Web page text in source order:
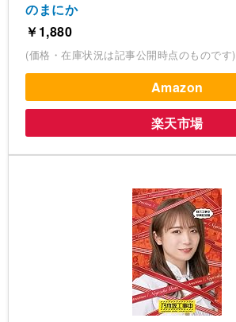
のまにか
￥1,880
(価格・在庫状況は記事公開時点のものです)
Amazon
楽天市場